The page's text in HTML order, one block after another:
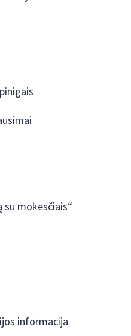
su mokesčiais“
informacija